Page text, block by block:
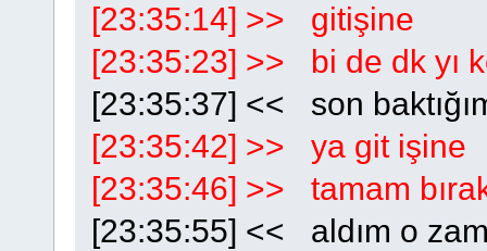
[23:35:14] >> gitişine
[23:35:23] >> bi de dk yı
[23:35:37] << son
[23:35:42] >> ya git işine
[23:35:46] >> tamam
[23:35:55] << aldım o